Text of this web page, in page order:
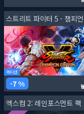
스트리트 파이터 5 - 챔피
에디션
7 %
엑스컴 2: 레인포스먼트 팩